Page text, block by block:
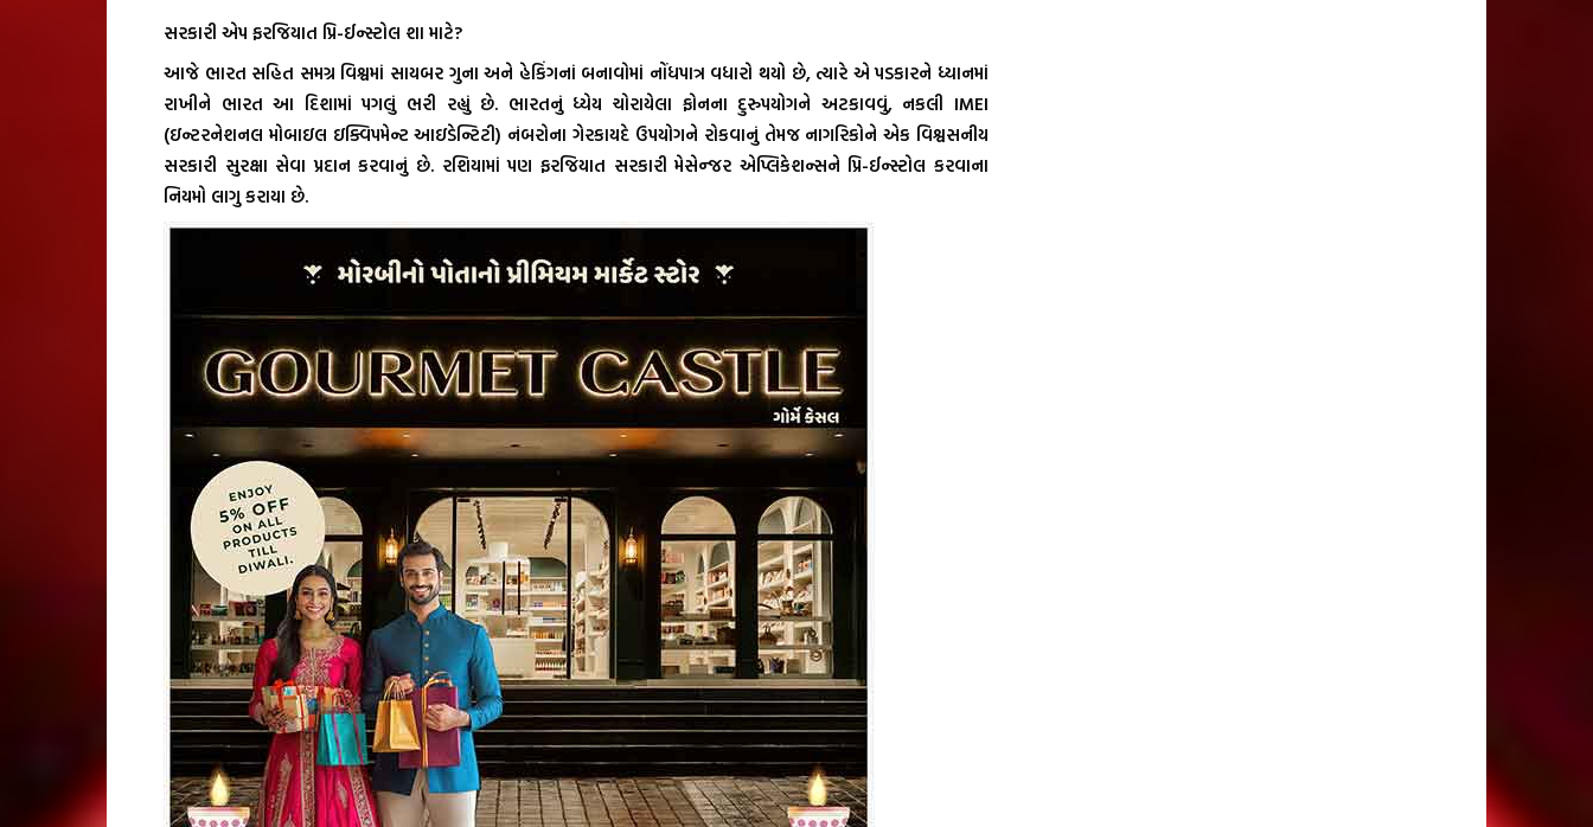
સરકારી એપ ફરજિયાત પ્રિ-ઈન્સ્ટોલ શા માટે?
આજે ભારત સહિત સમગ્ર વિશ્વમાં સાયબર ગુના અને હેકિંગનાં બનાવોમાં નોંધપાત્ર વધારો થયો છે, ત્યારે એ પડકારને ધ્યાનમાં
રાખીને ભારત આ દિશામાં પગલું ભરી રહ્યું છે. ભારતનું ધ્યેય ચોરાયેલા ફોનના દુરુપયોગને અટકાવવું, નકલી IMEI
(ઇન્ટરનેશનલ મોબાઇલ ઇક્વિપમેન્ટ આઇડેન્ટિટી) નંબરોના ગેરકાયદે ઉપયોગને રોકવાનું તેમજ નાગરિકોને એક વિશ્વસનીય
સરકારી સુરક્ષા સેવા પ્રદાન કરવાનું છે. રશિયામાં પણ ફરજિયાત સરકારી મેસેન્જર એપ્લિકેશન્સને પ્રિ-ઈન્સ્ટોલ કરવાના
નિયમો લાગુ કરાયા છે.